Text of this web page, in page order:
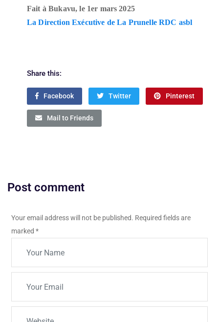
Fait à Bukavu, le 1er mars 2025
La Direction Exécutive de La Prunelle RDC asbl
Share this:
Facebook Twitter Pinterest
Mail to Friends
Post comment
Your email address will not be published. Required fields are
marked *